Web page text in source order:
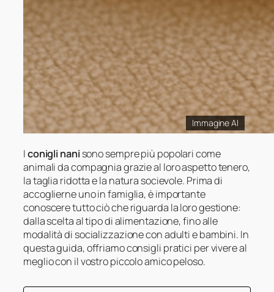
Immagine AI
Iconigli nani sono sempre più popolari come
animali da compagnia grazie al loro aspetto tenero,
la taglia ridotta e la natura socievole. Prima di
accoglierne uno in famiglia, è importante
conoscere tutto ciò che riguarda la loro gestione:
dalla scelta al tipo di alimentazione, fino alle
modalità di socializzazione con adulti e bambini. In
questa guida, offriamo consigli pratici per vivere al
meglio con il vostro piccolo amico peloso.